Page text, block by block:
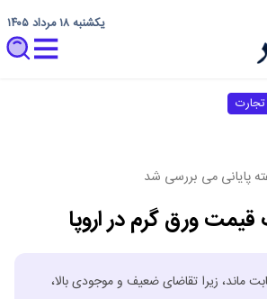
یکشنبه ۱۸ مرداد ۱۴۰۵
پایانی می بررسی شد
ورق گرم در اروپا
ماند، زیرا تقاضای ضعیف و موجودی بالا،